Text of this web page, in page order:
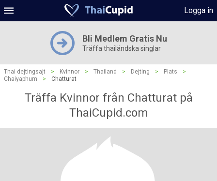
Logga in
Bli Medlem Gratis Nu
Träffa thailändska singlar
Thai dejtingsajt > Kvinnor > Thailand > Dejting > Plats
>
Chaiyaphum
> Chatturat
Träffa Kvinnor från Chatturat på
ThaiCupid.com